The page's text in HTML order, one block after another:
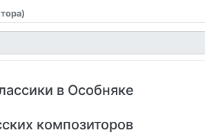
в Особняке
композиторов